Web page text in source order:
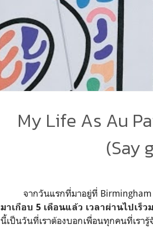
My Life As Au
(Say
จากวันแรกที่มาอยู่ที่ Birmingham
มาเกือบ 5 เดือนแล้ว เวลาผ่านไปเร็
นี้เป็นวันที่เราต้องบอกเพื่อนทุกคนที่เรารู้